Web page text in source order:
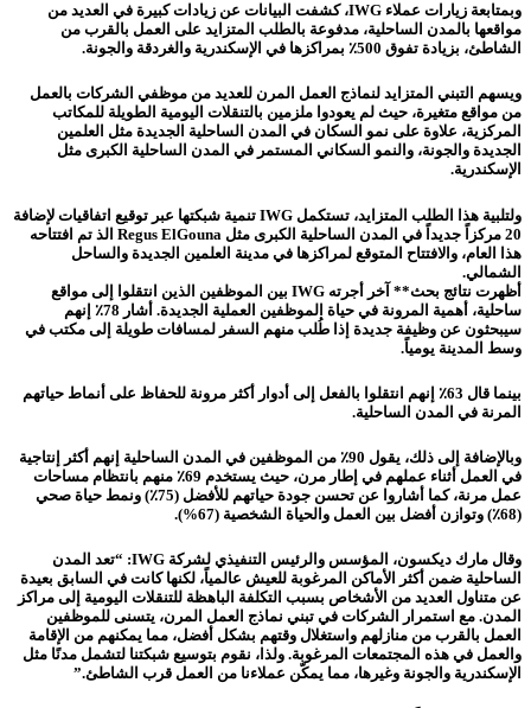
وبمتابعة زيارات عملاء IWG، كشفت البيانات عن زيادات كبيرة في العديد من
مواقعها بالمدن الساحلية، مدفوعة بالطلب المتزايد على العمل بالقرب من
الشاطئ، بزيادة تفوق 500٪ بمراكزها في الإسكندرية والغردقة والجونة.
ويسهم التبني المتزايد لنماذج العمل المرن للعديد من موظفي الشركات بالعمل
من مواقع متغيرة، حيث لم يعودوا ملزمين بالتنقلات اليومية الطويلة للمكاتب
المركزية، علاوة على نمو السكان في المدن الساحلية الجديدة مثل العلمين
الجديدة والجونة، والنمو السكاني المستمر في المدن الساحلية الكبرى مثل
الإسكندرية.
ولتلبية هذا الطلب المتزايد، تستكمل IWG تنمية شبكتها عبر توقيع اتفاقيات لإضافة
20 مركزاً جديداً في المدن الساحلية الكبرى مثل Regus ElGouna الذ تم افتتاحه
هذا العام، والافتتاح المتوقع لمراكزها في مدينة العلمين الجديدة والساحل
الشمالي.
أظهرت نتائج بحث** آخر أجرته IWG بين الموظفين الذين انتقلوا إلى مواقع
ساحلية، أهمية المرونة في حياة الموظفين العملية الجديدة. أشار 78٪ إنهم
سيبحثون عن وظيفة جديدة إذا طُلب منهم السفر لمسافات طويلة إلى مكتب في
وسط المدينة يومياً.
بينما قال 63٪ إنهم انتقلوا بالفعل إلى أدوار أكثر مرونة للحفاظ على أنماط حياتهم
المرنة في المدن الساحلية.
وبالإضافة إلى ذلك، يقول 90٪ من الموظفين في المدن الساحلية إنهم أكثر إنتاجية
في العمل أثناء عملهم في إطار مرن، حيث يستخدم 69٪ منهم بانتظام مساحات
عمل مرنة، كما أشاروا عن تحسن جودة حياتهم للأفضل (75٪) ونمط حياة صحي
(68٪) وتوازن أفضل بين العمل والحياة الشخصية (67%).
وقال مارك ديكسون، المؤسس والرئيس التنفيذي لشركة IWG: “تعد المدن
الساحلية ضمن أكثر الأماكن المرغوبة للعيش عالمياً، لكنها كانت في السابق بعيدة
عن متناول العديد من الأشخاص بسبب التكلفة الباهظة للتنقلات اليومية إلى مراكز
المدن. مع استمرار الشركات في تبني نماذج العمل المرن، يتسنى للموظفين
العمل بالقرب من منازلهم واستغلال وقتهم بشكل أفضل، مما يمكنهم من الإقامة
والعمل في هذه المجتمعات المرغوبة. ولذا، نقوم بتوسيع شبكتنا لتشمل مدنًا مثل
الإسكندرية والجونة وغيرها، مما يمكّن عملاءنا من العمل قرب الشاطئ.”